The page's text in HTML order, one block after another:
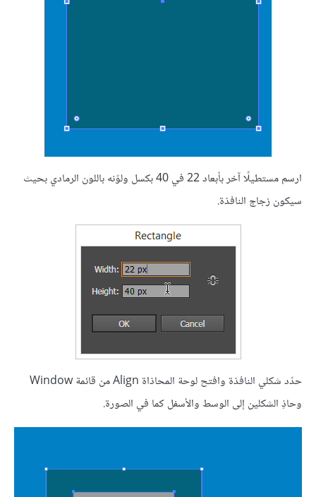
ارسم مستطيلًا آخر بأبعاد 22 في 40 بكسل ولوّنه باللون الرمادي بحيث
سيكون زجاج النافذة.
حدّد شكلي النافذة وافتح لوحة المحاذاة Align من قائمة Window
وحاذِ الشكلين إلى الوسط والأسفل كما في الصورة.